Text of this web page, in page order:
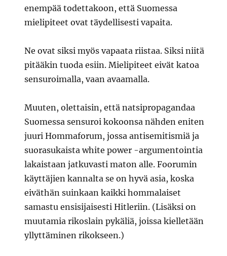
enempää todettakoon, että Suomessa
mielipiteet ovat täydellisesti vapaita.
Ne ovat siksi myös vapaata riistaa. Siksi niitä
pitääkin tuoda esiin. Mielipiteet eivät katoa
sensuroimalla, vaan avaamalla.
Muuten, olettaisin, että natsipropagandaa
Suomessa sensuroi kokoonsa nähden eniten
juuri Hommaforum, jossa antisemitismiä ja
suorasukaista white power -argumentointia
lakaistaan jatkuvasti maton alle. Foorumin
käyttäjien kannalta se on hyvä asia, koska
eiväthän suinkaan kaikki hommalaiset
samastu ensisijaisesti Hitleriin. (Lisäksi on
muutamia rikoslain pykäliä, joissa kielletään
yllyttäminen rikokseen.)